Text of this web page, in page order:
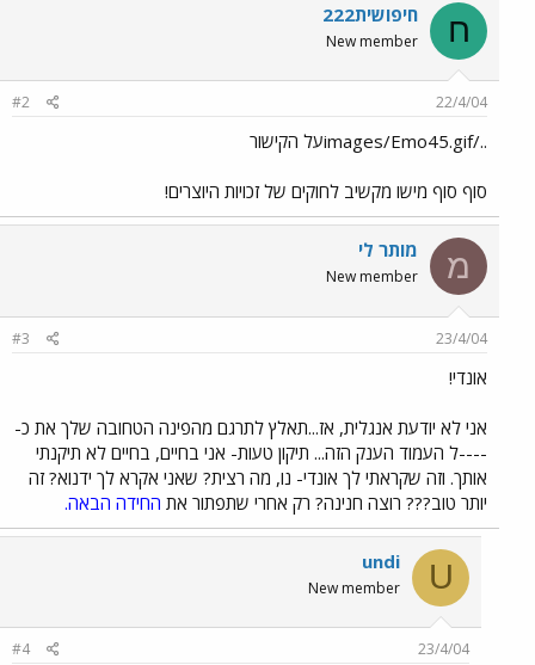
ח חיפושית222
New member
22/4/04
#2
../images/Emo45.gifעל הקישור
סוף סוף מישו מקשיב לחוקים של זכויות היוצרים!
מ מותר לי
New member
23/4/04
#3
אונדי!
אני לא יודעת אנגלית, אז...תאלץ לתרגם מהפינה הטחובה שלך את כ-
----ל העמוד הענק הזה... תיקון טעות- אני בחיים, בחיים לא תיקנתי
אותך. וזה שקראתי לך אונדי- נו, מה רצית? שאני אקרא לך ידנוא? זה
יותר טוב??? רוצה חנינה? רק אחרי שתפתור את החידה הבאה.
U
undi
New member
23/4/04
#4